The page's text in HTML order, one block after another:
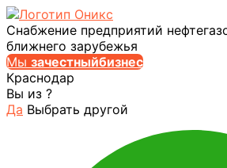
Снабжение предприятий
ближнего зарубежья
Мы зачестныйбизнес
Краснодар
Вы из ?
Да Выбрать другой